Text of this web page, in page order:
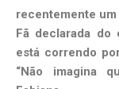
recentemente
Fã declarada do
está correndo
“Não imagina